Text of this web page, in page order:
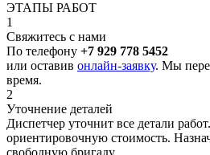
ЭТАПЫ РАБОТ
1
Свяжитесь с нами
По телефону +7 929 778 5452
или оставив онлайн-заявку. Мы
время.
2
Уточнение деталей
Диспетчер уточнит все детали
ориентировочную стоимость.